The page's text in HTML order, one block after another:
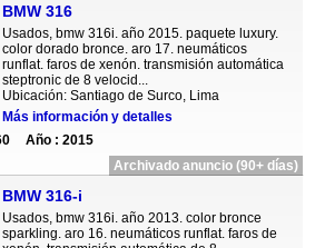
BMW 316
Usados, bmw 316i. año 2015. paquete luxury.
color dorado bronce. aro 17. neumáticos
runflat. faros de xenón. transmisión automática
steptronic de 8 velocid...
Ubicación: Santiago de Surco, Lima
Más información y detalles
Año : 2015
Archivado anuncio (90+ días)
BMW 316-i
Usados, bmw 316i. año 2013. color bronce
sparkling. aro 16. neumáticos runflat. faros de